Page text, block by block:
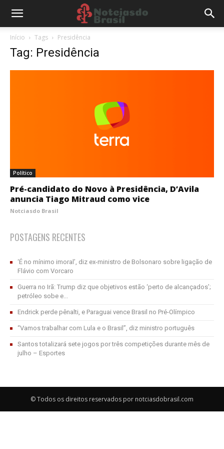
Início Tags Presidência
Tag: Presidência
Político
Pré-candidato do Novo à Presidência, D’Avila
anuncia Tiago Mitraud como vice
Notciasdo Brasil
POSTAGENS RECENTES
‘É no mínimo imoral’, diz ex-ministro de Bolsonaro sobre ligação de
Flávio com Vorcaro
Guerra no Irã: Trump diz que objetivos estão ‘perto de alcançados’;
petróleo sobe e...
Endrick perde pênalti, e Paraguai vence Brasil no Pré-Olímpico
“Vamos trabalhar com Lula e o Brasil”, diz ministro português
Santos totalizará sete jogos por três competições durante mês de
julho – Esportes
© Todos os direitos reservados por notciasdobrasil.com